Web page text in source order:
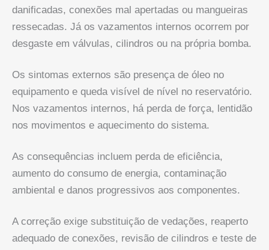
danificadas, conexões mal apertadas ou mangueiras
ressecadas. Já os vazamentos internos ocorrem por
desgaste em válvulas, cilindros ou na própria bomba.
Os sintomas externos são presença de óleo no
equipamento e queda visível de nível no reservatório.
Nos vazamentos internos, há perda de força, lentidão
nos movimentos e aquecimento do sistema.
As consequências incluem perda de eficiência,
aumento do consumo de energia, contaminação
ambiental e danos progressivos aos componentes.
A correção exige substituição de vedações, reaperto
adequado de conexões, revisão de cilindros e teste de